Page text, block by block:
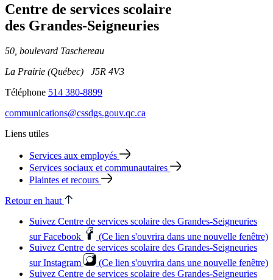
Centre de services scolaire
des Grandes‑Seigneuries
50, boulevard Taschereau
La Prairie (Québec) J5R 4V3
Téléphone 514 380-8899
communications@cssdgs.gouv.qc.ca
Liens utiles
Services aux employés
Services sociaux et communautaires
Plaintes et recours
Retour en haut
Suivez Centre de services scolaire des Grandes‑Seigneuries
sur Facebook
(Ce lien s'ouvrira dans une nouvelle fenêtre)
Suivez Centre de services scolaire des Grandes‑Seigneuries
sur Instagram
(Ce lien s'ouvrira dans une nouvelle fenêtre)
Suivez Centre de services scolaire des Grandes‑Seigneuries